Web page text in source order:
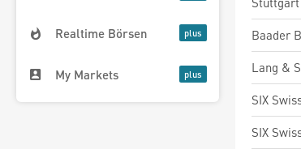
Realtime Börsen
My Markets
Baader
Lang &
SIX
SIX